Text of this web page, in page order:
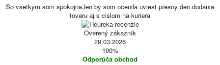
So vsetkym som spokojna,len by som ocenila uviest presny den dodania
tovaru aj s cislom na kuriera
Overený zákazník
29.03.2026
100%
Odporúča obchod